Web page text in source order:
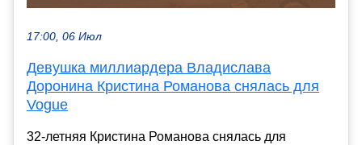
17:00, 06 Июл
Девушка миллиардера Владислава
Доронина Кристина Романова снялась для
Vogue
32-летняя Кристина Романова снялась для